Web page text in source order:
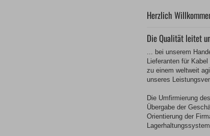
Herzlich
Die Qualität leitet
... bei unserem
Lieferanten für
zu einem weltweit
unseres
Die Umfirmierung
Übergabe der
Orientierung der